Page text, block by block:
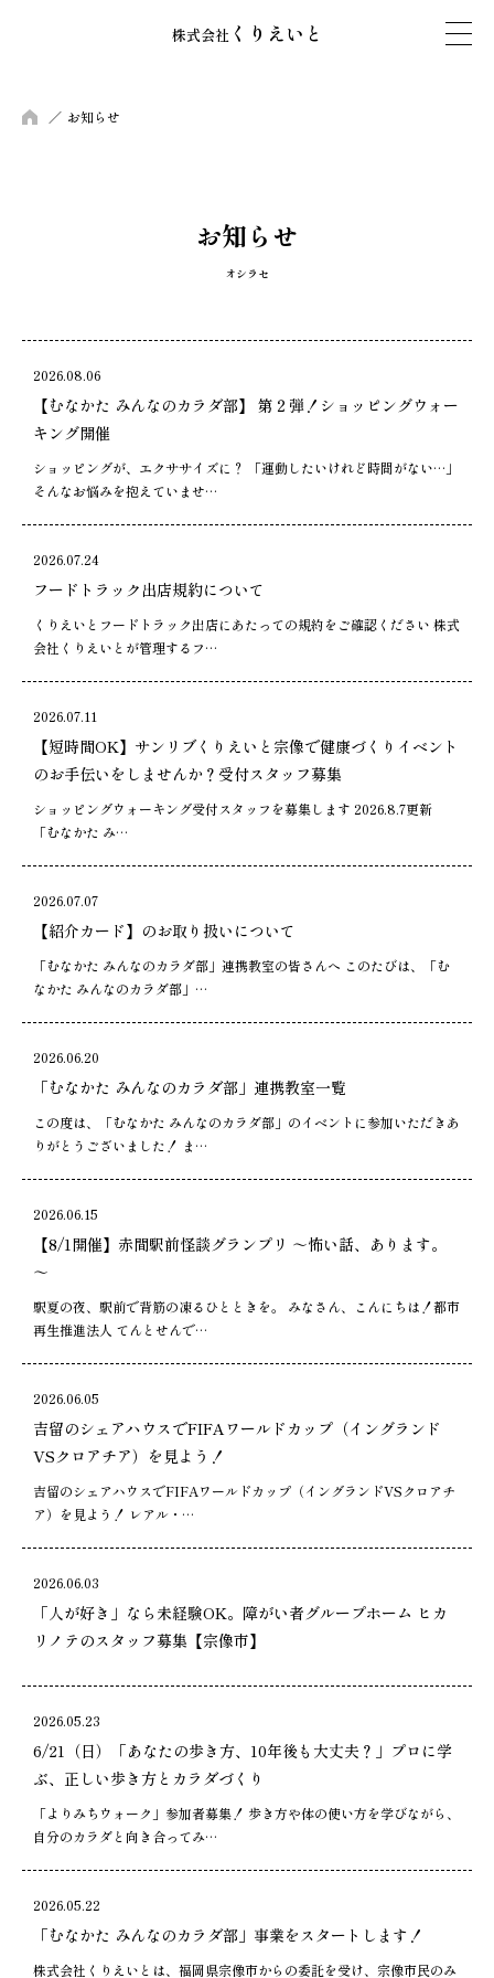
株式会社 くりえいと
HOMEお知らせ
お知らせ
オシラセ
2026.08.06
【むなかた みんなのカラダ部】 第２弾！ショッピングウォー
キング開催
ショッピングが、エクササイズに？ 「運動したいけれど時間がない…」
そんなお悩みを抱えていませ…
2026.07.24
フードトラック出店規約について
くりえいとフードトラック出店にあたっての規約をご確認ください 株式
会社くりえいとが管理するフ…
2026.07.11
【短時間OK】サンリブくりえいと宗像で健康づくりイベント
のお手伝いをしませんか？受付スタッフ募集
ショッピングウォーキング受付スタッフを募集します 2026.8.7更新
「むなかた み…
2026.07.07
【紹介カード】のお取り扱いについて
「むなかた みんなのカラダ部」連携教室の皆さんへ このたびは、「む
なかた みんなのカラダ部」…
2026.06.20
「むなかた みんなのカラダ部」連携教室一覧
この度は、「むなかた みんなのカラダ部」のイベントに参加いただきあ
りがとうございました！ ま…
2026.06.15
【8/1開催】赤間駅前怪談グランプリ ～怖い話、あります。
～
駅夏の夜、駅前で背筋の凍るひとときを。 みなさん、こんにちは！都市
再生推進法人 てんとせんで…
2026.06.05
吉留のシェアハウスでFIFAワールドカップ（イングランド
VSクロアチア）を見よう！
吉留のシェアハウスでFIFAワールドカップ（イングランドVSクロアチ
ア）を見よう！ レアル・…
2026.06.03
「人が好き」なら未経験OK。障がい者グループホーム ヒカ
リノテのスタッフ募集【宗像市】
2026.05.23
6/21（日）「あなたの歩き方、10年後も大丈夫？」プロに学
ぶ、正しい歩き方とカラダづくり
「よりみちウォーク」参加者募集！ 歩き方や体の使い方を学びながら、
自分のカラダと向き合ってみ…
2026.05.22
「むなかた みんなのカラダ部」事業をスタートします！
株式会社くりえいとは、福岡県宗像市からの委託を受け、宗像市民のみ